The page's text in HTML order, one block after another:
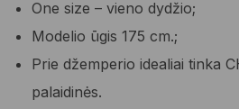
One size – vieno dydžio;
Modelio ūgis 175 cm.;
Prie džemperio idealiai tinka
palaidinės.